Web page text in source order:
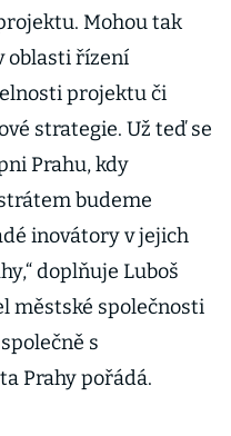
Mohou tak
oblasti řízení
projektu či
strategie. Už teď se
Prahu, kdy
budeme
inovátory v jejich
doplňuje Luboš
městské společnosti
s
Prahy pořádá.